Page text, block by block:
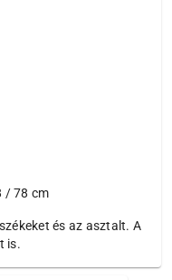
/ 78 cm
és az asztalt. A
is.